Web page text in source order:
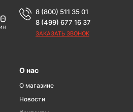
8 (800) 511 35 01
8 (499) 677 16 37
ЗАКАЗАТЬ ЗВОНОК
О нас
О магазине
Новости